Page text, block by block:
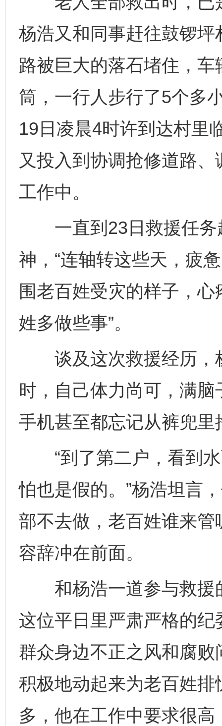
杨浩又和同事赶往鼓锣
路被巨大的落石堵住，
筒，一行人步行了5个多
19日凌晨4时许到达村里
又投入到协调抢修道路
工作中。
一直到23日救援任务
神，“连轴转这些天，疲
围老百姓受灾的样子，
姓多做些事”。
谈及这次救援经历，
时，自己体力尚可，满
手机甚至都忘记从裤兜
“到了第二户，看到水
怕也是假的。”杨浩坦言
部不去做，老百姓谁来
容辞冲在前面。
和杨浩一道参与救援
这位平日里严肃严格的纪
群众身边不正之风和腐
积极地动起来为老百姓
多，他在工作中要求很